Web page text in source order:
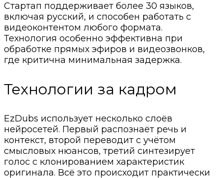
Стартап поддерживает более 30 языков,
включая русский, и способен работать с
видеоконтентом любого формата.
Технология особенно эффективна при
обработке прямых эфиров и видеозвонков,
где критична минимальная задержка.
Технологии за кадром
EzDubs использует несколько слоёв
нейросетей. Первый распознаёт речь и
контекст, второй переводит с учётом
смысловых нюансов, третий синтезирует
голос с клонированием характеристик
оригинала. Всё это происходит практически